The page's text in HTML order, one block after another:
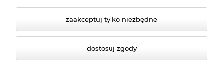
zaakceptuj tylko niezbędne
dostosuj zgody